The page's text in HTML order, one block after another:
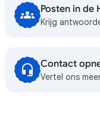
Posten in de
Krijg
Contact
Vertel ons